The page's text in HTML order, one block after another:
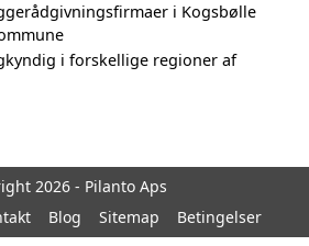
i Kogsbølle
i forskellige regioner af
2026 - Pilanto Aps
Blog Sitemap Betingelser